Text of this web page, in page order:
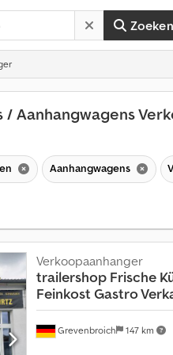
Zoeken
Aanhangwagens
Aanhangwagens
Grevenbroich 147 km
Verkoopaanhanger
trailershop Frische
Feinkost Gastro